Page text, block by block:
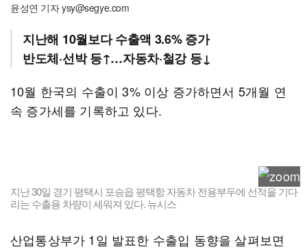
윤성연 기자 ysy@segye.com
지난해 10월보다 수출액 3.6% 증가
반도체·선박 등↑…자동차·철강 등↓
10월 한국의 수출이 3% 이상 증가하면서 5개월 연
속 증가세를 기록하고 있다.
지난 30일 경기 평택시 포승읍 평택항 자동차 전용부두에 선적을 기다
리는 수출용 차량이 세워져 있다. 뉴시스
산업통상부가 1일 발표한 수출입 동향을 살펴보면